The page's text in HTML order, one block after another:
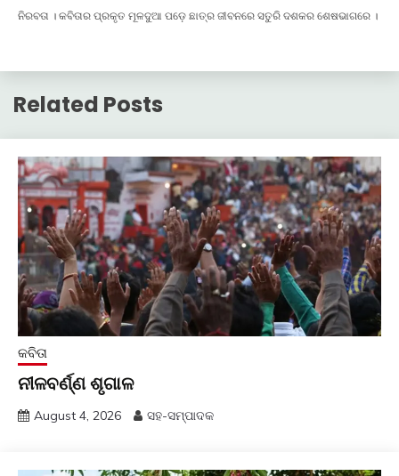
ନିରବତା । କବିତାର ପ୍ରକୃତ ମୂଳଦୁଆ ପଡ଼େ ଛାତ୍ର ଜୀବନରେ ସତୁରି ଦଶକର ଶେଷଭାଗରେ ।
Related Posts
କବିତା
ନୀଳବର୍ଣ୍ଣ ଶୃଗାଳ
August 4, 2026 ସହ-ସମ୍ପାଦକ